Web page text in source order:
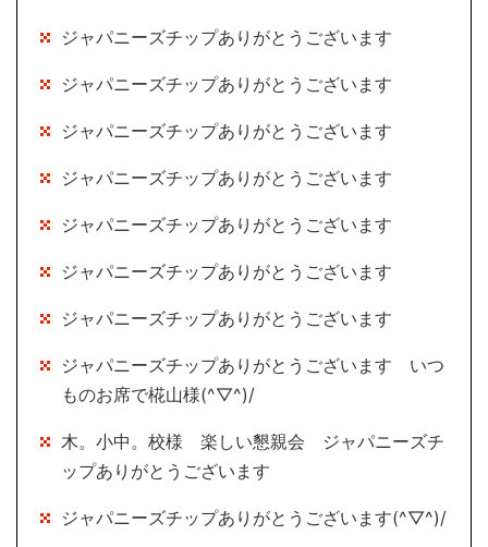
ジャパニーズチップありがとうございます
ジャパニーズチップありがとうございます
ジャパニーズチップありがとうございます
ジャパニーズチップありがとうございます
ジャパニーズチップありがとうございます
ジャパニーズチップありがとうございます
ジャパニーズチップありがとうございます
ジャパニーズチップありがとうございます いつ
ものお席で椛山様(^▽^)/
木。小中。校様 楽しい懇親会 ジャパニーズチ
ップありがとうございます
ジャパニーズチップありがとうございます(^▽^)/